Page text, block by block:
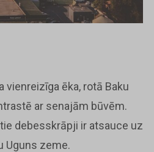
vienreizīga ēka, rotā Baku
ar senajām būvēm.
debesskrāpji ir atsauce uz
Uguns zeme.